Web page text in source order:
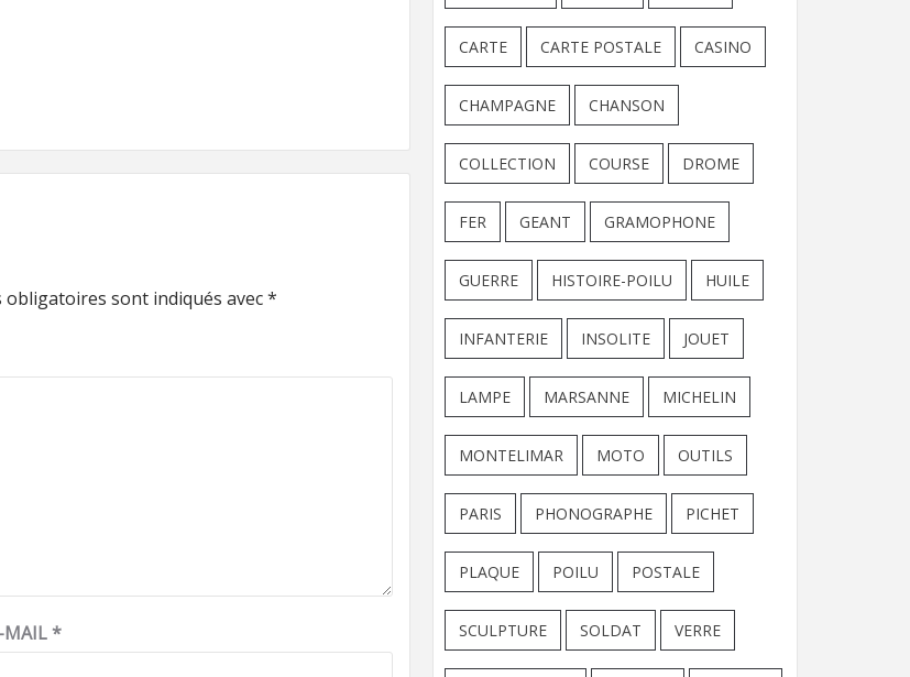
obligatoires sont indiqués avec*
MAIL*
CARTE CARTE POSTALE CASINO
CHAMPAGNE CHANSON
COLLECTION COURSE DROME
FER GEANT GRAMOPHONE
GUERRE HISTOIRE-POILU HUILE
INFANTERIE INSOLITE JOUET
LAMPE MARSANNE MICHELIN
MONTELIMAR MOTO OUTILS
PARIS PHONOGRAPHE PICHET
PLAQUE POILU POSTALE
SCULPTURE SOLDAT VERRE